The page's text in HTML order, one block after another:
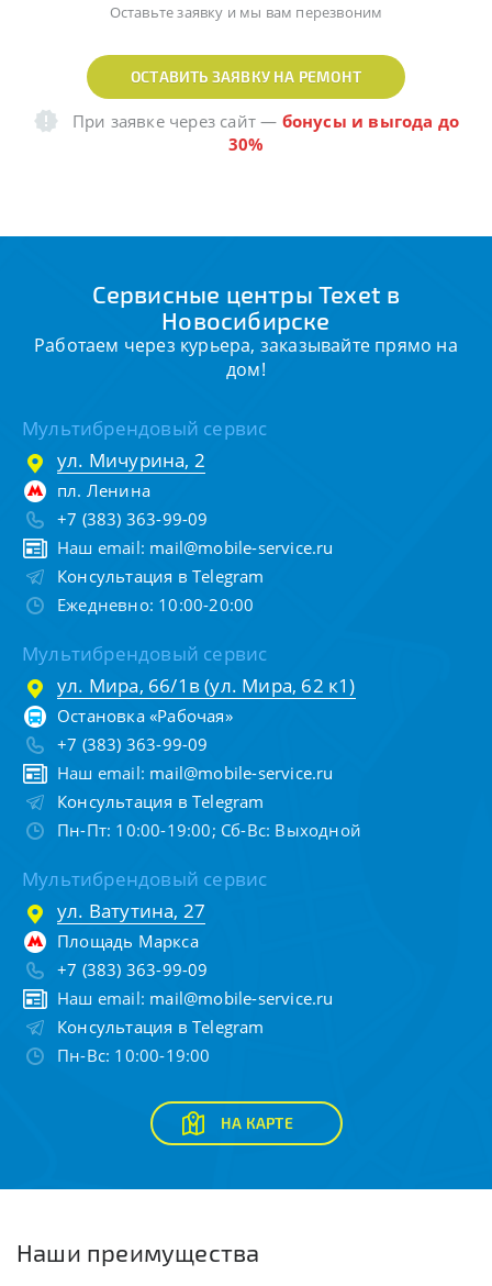
Оставьте заявку и мы вам перезвоним
ОСТАВИТЬ ЗАЯВКУ НА РЕМОНТ
При заявке через сайт— бонусы и выгода до
30%
Сервисные центры Texet в
Новосибирске
Работаем через курьера, заказывайте прямо на
дом!
Мультибрендовый сервис
ул. Мичурина, 2
пл. Ленина
+7 (383) 363-99-09
Наш email: mail@mobile-service.ru
Консультация в Telegram
Ежедневно: 10:00-20:00
Мультибрендовый сервис
ул. Мира, 66/1в (ул. Мира, 62 к1)
Остановка «Рабочая»
+7 (383) 363-99-09
Наш email: mail@mobile-service.ru
Консультация в Telegram
Пн-Пт: 10:00-19:00; Сб-Вс: Выходной
Мультибрендовый сервис
ул. Ватутина, 27
Площадь Маркса
+7 (383) 363-99-09
Наш email: mail@mobile-service.ru
Консультация в Telegram
Пн-Вс: 10:00-19:00
НА КАРТЕ
Наши преимущества